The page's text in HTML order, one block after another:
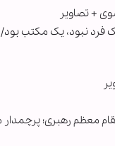
+ تصاویر
فرد نبود، یک مکتب
معظم رهبری؛ پرچمدار